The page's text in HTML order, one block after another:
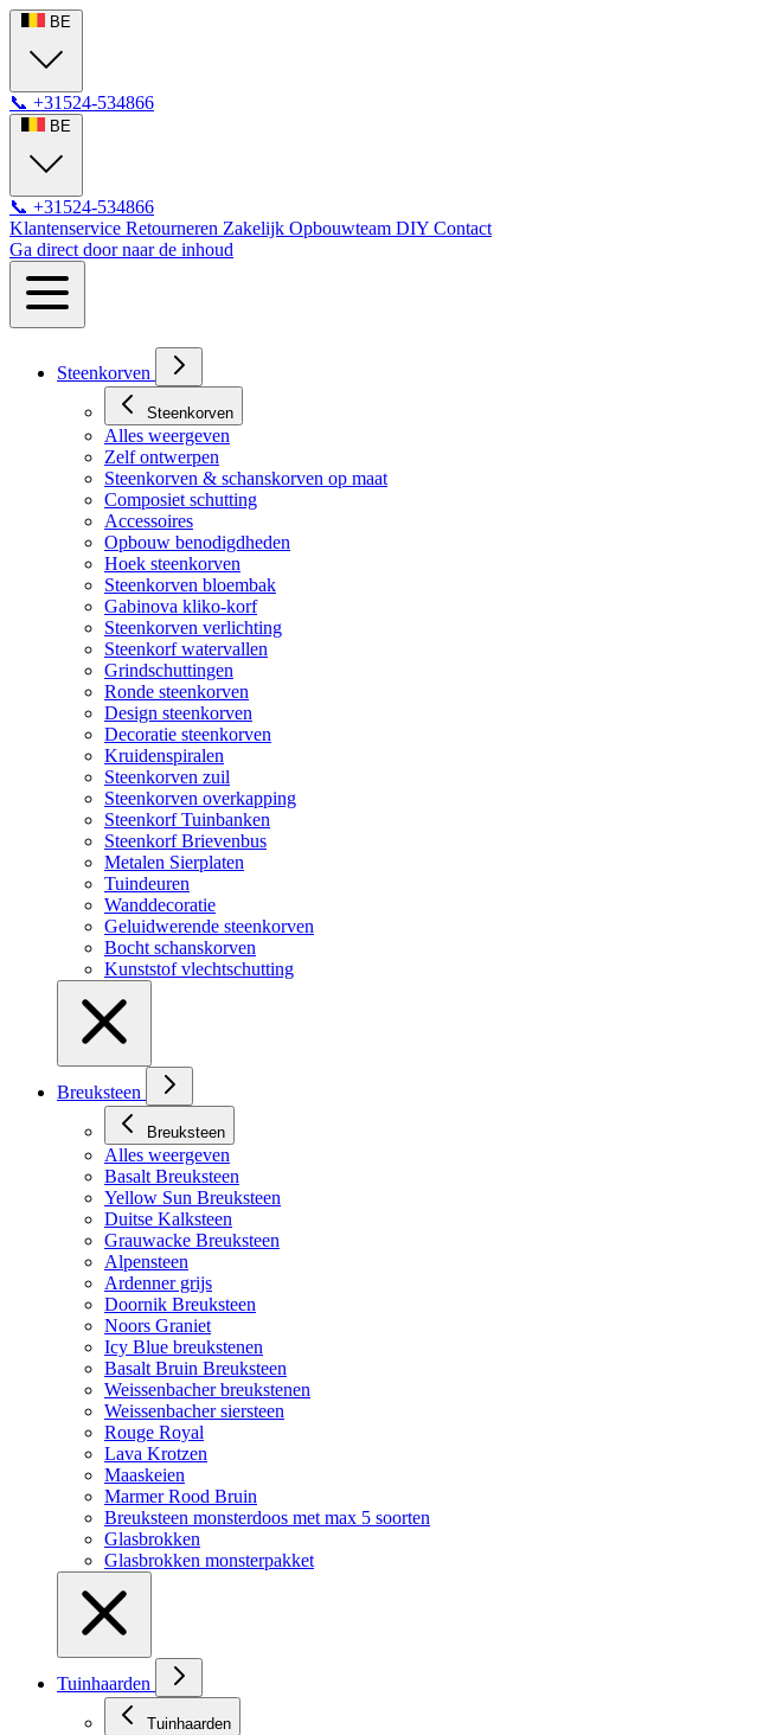
BE
📞 +31524-534866
BE
📞 +31524-534866
Klantenservice Retourneren Zakelijk Opbouwteam DIY Contact
Ga direct door naar de inhoud
Steenkorven
Steenkorven
Alles weergeven
Zelf ontwerpen
Steenkorven & schanskorven op maat
Composiet schutting
Accessoires
Opbouw benodigdheden
Hoek steenkorven
Steenkorven bloembak
Gabinova kliko-korf
Steenkorven verlichting
Steenkorf watervallen
Grindschuttingen
Ronde steenkorven
Design steenkorven
Decoratie steenkorven
Kruidenspiralen
Steenkorven zuil
Steenkorven overkapping
Steenkorf Tuinbanken
Steenkorf Brievenbus
Metalen Sierplaten
Tuindeuren
Wanddecoratie
Geluidwerende steenkorven
Bocht schanskorven
Kunststof vlechtschutting
Breuksteen
Breuksteen
Alles weergeven
Basalt Breuksteen
Yellow Sun Breuksteen
Duitse Kalksteen
Grauwacke Breuksteen
Alpensteen
Ardenner grijs
Doornik Breuksteen
Noors Graniet
Icy Blue breukstenen
Basalt Bruin Breuksteen
Weissenbacher breukstenen
Weissenbacher siersteen
Rouge Royal
Lava Krotzen
Maaskeien
Marmer Rood Bruin
Breuksteen monsterdoos met max 5 soorten
Glasbrokken
Glasbrokken monsterpakket
Tuinhaarden
Tuinhaarden